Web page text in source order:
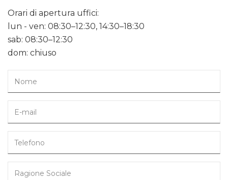
Orari di apertura uffici:
lun - ven: 08:30–12:30, 14:30–18:30
sab: 08:30–12:30
dom: chiuso